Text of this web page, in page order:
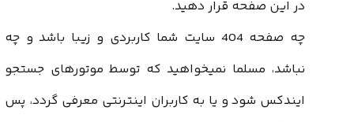
در این صفحه قرار دهید.
چه صفحه 404 سایت شما کاربردی و زیبا باشد و چه
نباشد، مسلما نمیخواهید که توسط موتورهای جستجو
ایندکس شود و یا به کاربران اینترنتی معرفی گردد، پس